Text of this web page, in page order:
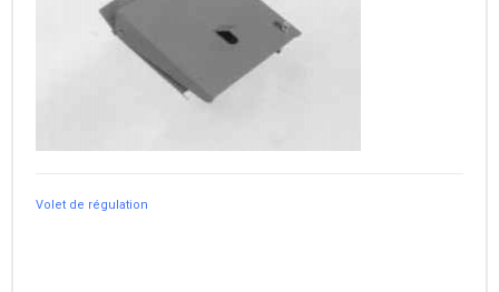
Volet de régulation